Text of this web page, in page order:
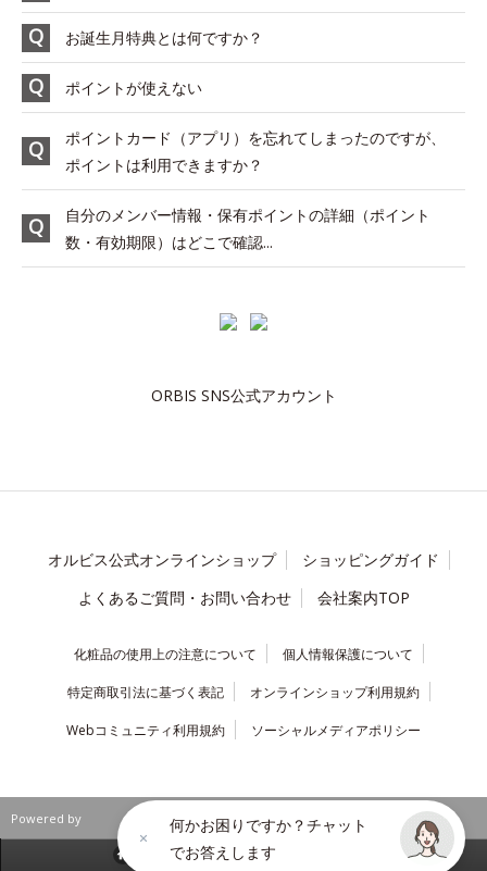
お誕生月特典とは何ですか？
ポイントが使えない
ポイントカード（アプリ）を忘れてしまったのですが、
ポイントは利用できますか？
自分のメンバー情報・保有ポイントの詳細（ポイント
数・有効期限）はどこで確認...
ORBIS SNS公式アカウント
オルビス公式オンラインショップ
ショッピングガイド
よくあるご質問・お問い合わせ
会社案内TOP
化粧品の使用上の注意について 個人情報保護について
特定商取引法に基づく表記 オンラインショップ利用規約
Webコミュニティ利用規約 ソーシャルメディアポリシー
Powered by
何かお困りですか？チャット
でお答えします